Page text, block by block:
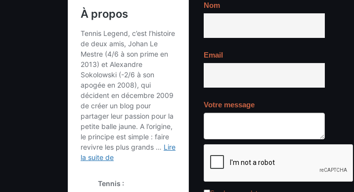
Nom
Email
Votre message